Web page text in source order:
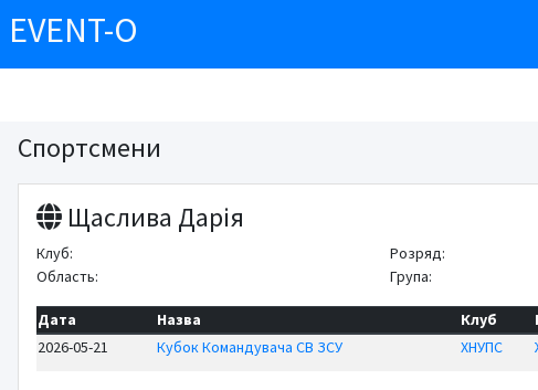
EVENT-O
Спортсмени
Щаслива Дарія
Клуб:
Область:
Розряд:
Група:
Дата Назва Клуб
2026-05-21
Кубок Командувача СВ ЗСУ ХНУПС